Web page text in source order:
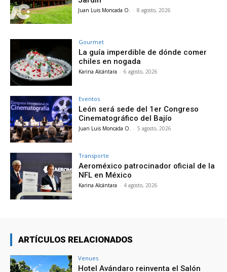
Juan Luis Moncada O. - 8 agosto, 2026
Gourmet
La guía imperdible de dónde comer
chiles en nogada
Karina Alcántara - 6 agosto, 2026
Eventos
León será sede del 1er Congreso
Cinematográfico del Bajío
Juan Luis Moncada O. - 5 agosto, 2026
Transporte
Aeroméxico patrocinador oficial de la
NFL en México
Karina Alcántara - 4 agosto, 2026
ARTÍCULOS RELACIONADOS
Venues
Hotel Avándaro reinventa el Salón